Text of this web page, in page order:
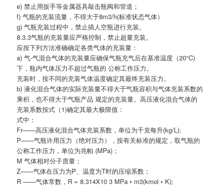
e) 禁止用扳手等金属器具敲击瓶阀和管道；
f) 气瓶的充装流量，不得大于8m3/h(标准状态气体）
g) 气瓶充装过程中，禁止插人空瓶进行充装。
8.3.3气瓶的充装量应严格控制，禁止超量充装。
应按下列方法准确确定各类气体的充装量：
a) 气-气混合气体的充装量应确保气瓶充气后在基准温度（20°C)
下，瓶内气体压力不超过气瓶的 公称工作压力。
充装时，按不同的充装气体温度确定其最终充装压力。
b) 液化混合气体的实际充装量不得大于气瓶容积与气体充装系数的
乘积，也不得大于气瓶产品 规定的充装量。高压液化混合气体的
充装系数按式（1)确定其最大极限值：
式中：
Fr——高压液化混合气体充装系数，单位为千克每升(kg/L);
P——气瓶许用压力（绝对压力），按有关标准的规定，取气瓶的
公称工作压力，单位为兆帕 (MPa)；
M 气体相对分子质量；
Z——气体在压力为P、温度为T时的压缩系数；
R ——气体常数，R = 8.314X10 3 MPa • m3(kmol • K);